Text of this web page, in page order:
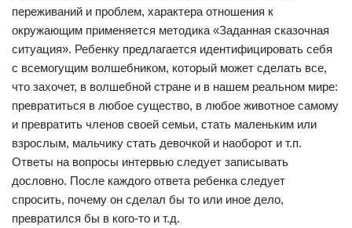
переживаний и проблем, характера отношения к
окружающим применяется методика «Заданная сказочная
ситуация». Ребенку предлагается идентифицировать себя
с всемогущим волшебником, который может сделать все,
что захочет, в волшебной стране и в нашем реальном мире:
превратиться в любое существо, в любое животное самому
и превратить членов своей семьи, стать маленьким или
взрослым, мальчику стать девочкой и наоборот и т.п.
Ответы на вопросы интервью следует записывать
дословно. После каждого ответа ребенка следует
спросить, почему он сделал бы то или иное дело,
превратился бы в кого-то и т.д.